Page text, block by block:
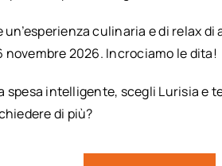
un’esperienza culinaria e di relax
novembre 2026. Incrociamo le dita!
spesa intelligente, scegli Lurisia e
di più?